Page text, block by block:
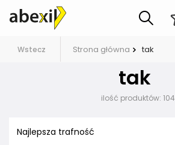
Wstecz Strona główna tak
tak
ilość produktów: 104
Najlepsza trafność